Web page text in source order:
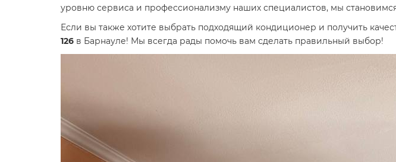
уровню сервиса и профессионализму наших специалистов, мы
Если вы также хотите выбрать подходящий кондиционер и получить
126 в Барнауле! Мы всегда рады помочь вам сделать правильный выбор!